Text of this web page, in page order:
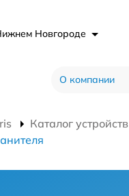
Новгороде
О компании
Каталог устройств